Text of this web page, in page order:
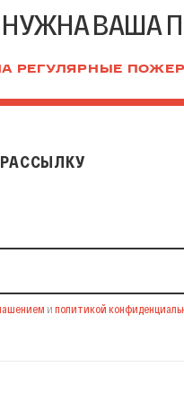
НУЖНА ВАША
РЕГУЛЯРНЫЕ
и политикой